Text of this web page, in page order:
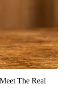
The Real